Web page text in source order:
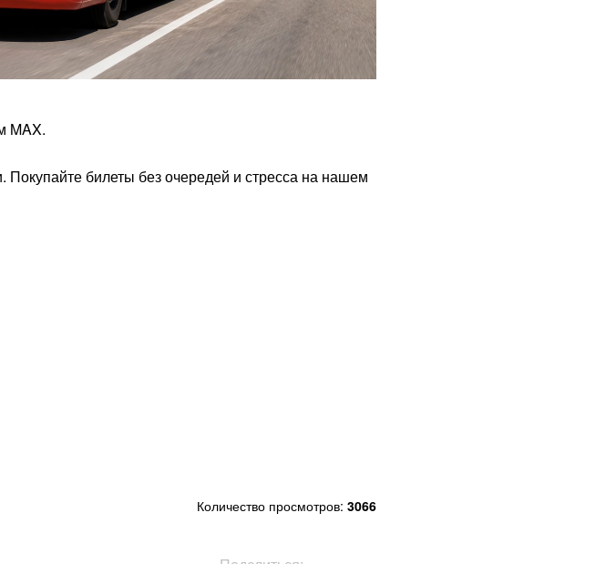
MAX.
билеты без очередей и стресса на нашем
Количество просмотров: 3066